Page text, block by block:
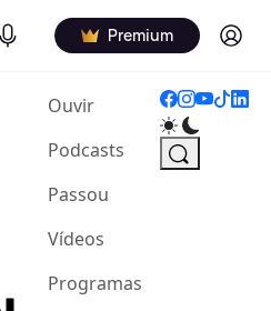
Podcasts Premium Log in
Ouvir(current)
Podcasts
Passou
Vídeos
Programas